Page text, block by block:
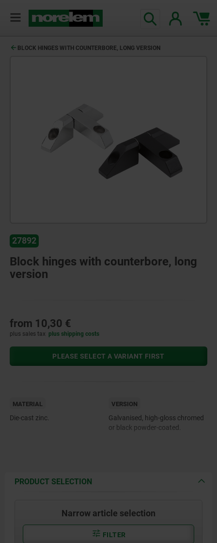
BLOCK HINGES WITH COUNTERBORE, LONG VERSION
27892
Block hinges with counterbore, long
version
from 10,30 €
plus sales tax plus shipping costs
PLEASE SELECT A VARIANT FIRST
MATERIAL
Die-cast zinc.
VERSION
Galvanised, high-gloss chromed
or black powder-coated.
PRODUCT SELECTION
Narrow article selection
FILTER